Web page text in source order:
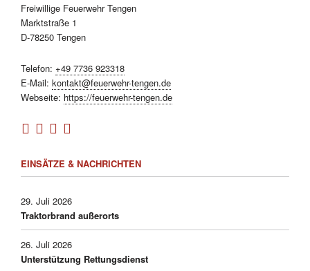
Freiwillige Feuerwehr Tengen
Marktstraße 1
D-78250 Tengen
Telefon: +49 7736 923318
E-Mail: kontakt@feuerwehr-tengen.de
Webseite: https://feuerwehr-tengen.de
EINSÄTZE & NACHRICHTEN
29. Juli 2026
Traktorbrand außerorts
26. Juli 2026
Unterstützung Rettungsdienst